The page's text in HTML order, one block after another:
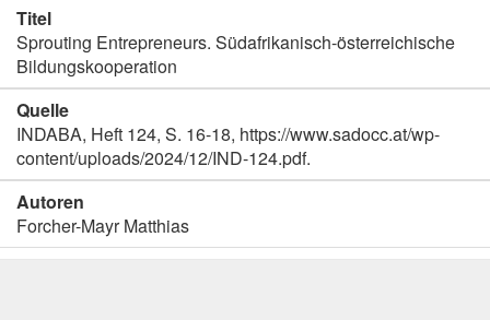
Titel
Sprouting Entrepreneurs. Südafrikanisch-österreichische
Bildungskooperation
Quelle
INDABA, Heft 124, S. 16-18, https://www.sadocc.at/wp-
content/uploads/2024/12/IND-124.pdf.
Autoren
Forcher-Mayr Matthias